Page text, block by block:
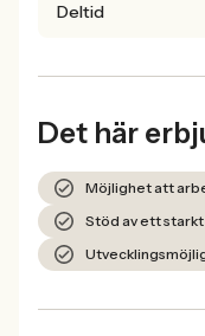
Deltid
Det här
Stöd av ett